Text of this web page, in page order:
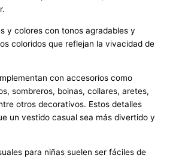
y colores con tonos agradables y
coloridos que reflejan la vivacidad de
con accesorios como
sombreros, boinas, collares, aretes,
otros decorativos. Estos detalles
un vestido casual sea más divertido y
para niñas suelen ser fáciles de